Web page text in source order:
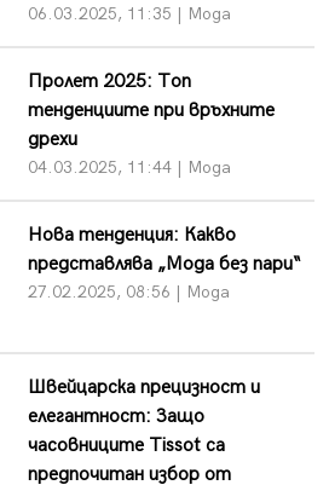
06.03.2025, 11:35 | Мода
Пролет 2025: Топ
тенденциите при връхните
дрехи
04.03.2025, 11:44 | Мода
Нова тенденция: Какво
представлява „Мода без пари“
27.02.2025, 08:56 | Мода
Швейцарска прецизност и
елегантност: Защо
часовниците Tissot са
предпочитан избор от